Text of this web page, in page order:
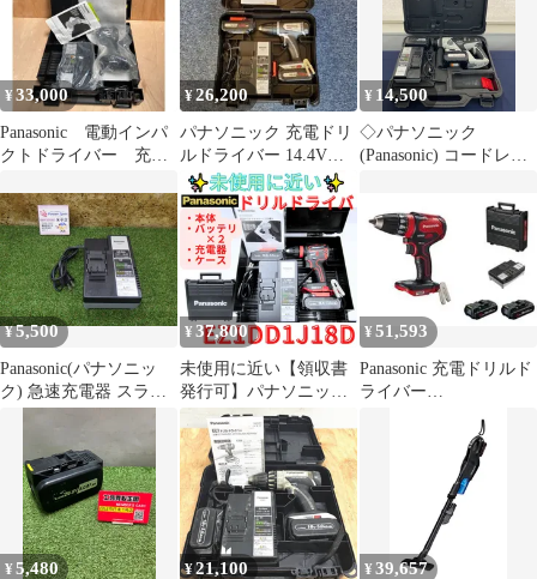
料
¥33,000
Panasonic 電動インパ
クトドライバー 充電
ックなし アタッチメ
ントなし
EZ1PD1J18A1B
¥26,200
パナソニック 充電ドリ
ルドライバー 14.4V
EZ74A1LS2F-H
¥ 14,500
◇パナソニック
(Panasonic) コードレス
28.8V【八尾店】
¥5,500
Panasonic(パナソニッ
ク) 急速充電器 スライ
古品 260719
¥ 37,800
未使用に近い【領収書
発行可】パナソニック
充電ドリルドライバー
EZ1DD1J18D
¥51,593
Panasonic 充電ドリルド
ライバー
¥5,480 ¥21,100 ¥39,657